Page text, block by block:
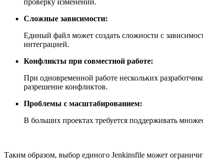
проверку изменений.
Сложные зависимости:
Единый файл может создать сложности с
интеграцией.
Конфликты при совместной работе:
При одновременной работе нескольких
разрешение конфликтов.
Проблемы с масштабированием:
В больших проектах требуется поддерживать
Таким образом, выбор единого Jenkinsfile может